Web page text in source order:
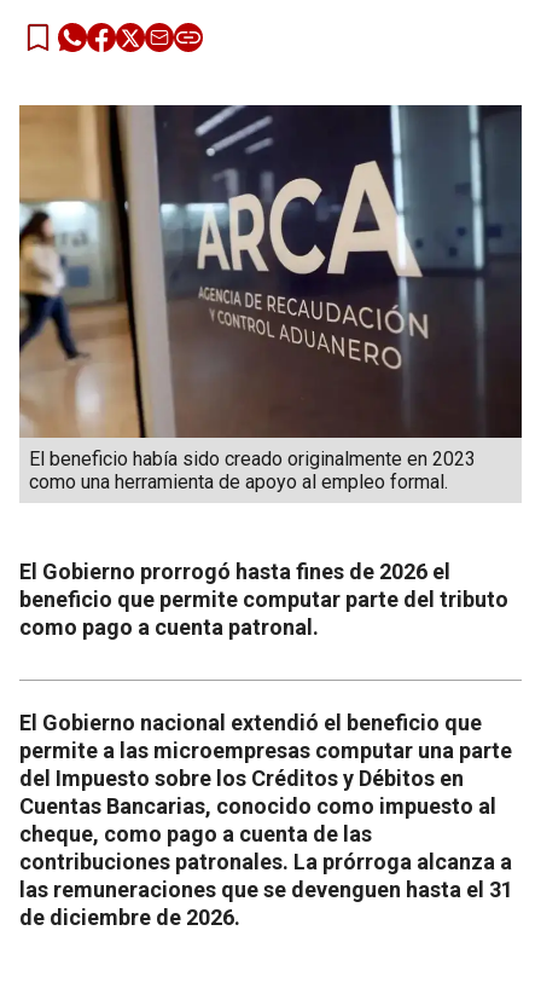
El beneficio había sido creado originalmente en 2023
como una herramienta de apoyo al empleo formal.
El Gobierno prorrogó hasta fines de 2026 el
beneficio que permite computar parte del tributo
como pago a cuenta patronal.
El Gobierno nacional extendió el beneficio que
permite a las microempresas computar una parte
del Impuesto sobre los Créditos y Débitos en
Cuentas Bancarias, conocido como impuesto al
cheque, como pago a cuenta de las
contribuciones patronales. La prórroga alcanza a
las remuneraciones que se devenguen hasta el 31
de diciembre de 2026.